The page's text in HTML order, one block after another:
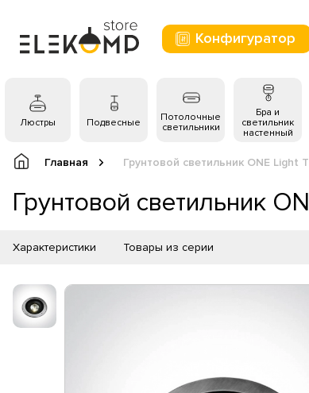
Конфигуратор
Люстры Подвесные
Потолочные
светильники
Бра и
светильник
настенный
Главная Грунтовой светильник ONE Light
Грунтовой светильник
Характеристики Товары из серии